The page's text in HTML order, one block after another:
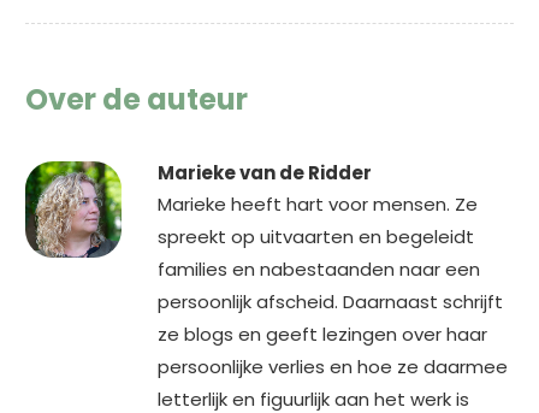
Over de auteur
Marieke van de Ridder
Marieke heeft hart voor mensen. Ze
spreekt op uitvaarten en begeleidt
families en nabestaanden naar een
persoonlijk afscheid. Daarnaast schrijft
ze blogs en geeft lezingen over haar
persoonlijke verlies en hoe ze daarmee
letterlijk en figuurlijk aan het werk is